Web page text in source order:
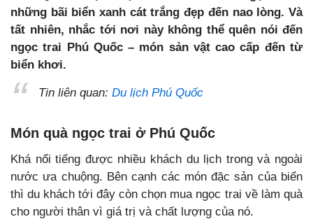
những bãi biển xanh cát trắng đẹp đến nao lòng. Và
tất nhiên, nhắc tới nơi này không thể quên nói đến
ngọc trai Phú Quốc – món sản vật cao cấp đến từ
biển khơi.
Tin liên quan: Du lịch Phú Quốc
Món quà ngọc trai ở Phú Quốc
Khá nổi tiếng được nhiều khách du lịch trong và ngoài
nước ưa chuộng. Bên cạnh các món đặc sản của biển
thì du khách tới đây còn chọn mua ngọc trai về làm quà
cho người thân vì giá trị và chất lượng của nó.